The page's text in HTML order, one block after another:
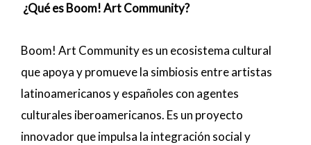
¿Qué es Boom! Art Community?
Boom! Art Community es un ecosistema cultural
que apoya y promueve la simbiosis entre artistas
latinoamericanos y españoles con agentes
culturales iberoamericanos. Es un proyecto
innovador que impulsa la integración social y